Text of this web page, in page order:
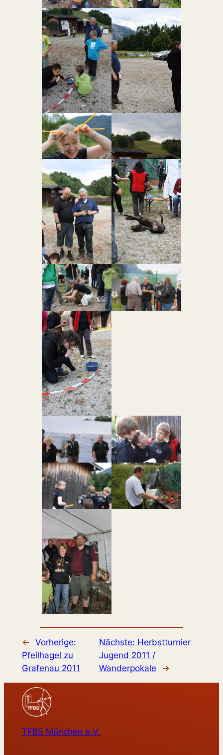
← Vorherige:
Pfeilhagel zu
Grafenau 2011
Nächste: Herbstturnier
Jugend 2011 /
Wanderpokale
→
TFBS München e.V.